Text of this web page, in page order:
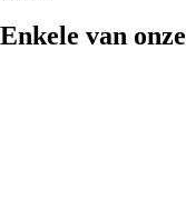
Enkele van